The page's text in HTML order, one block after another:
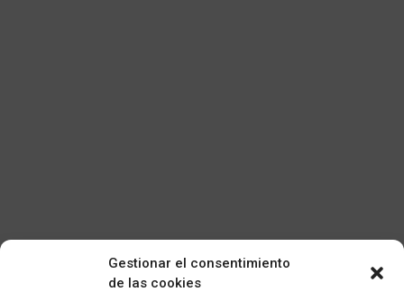
Gestionar el consentimiento
de las cookies